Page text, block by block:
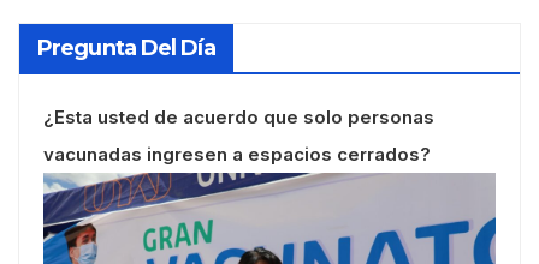
Pregunta Del Día
¿Esta usted de acuerdo que solo personas
vacunadas ingresen a espacios cerrados?